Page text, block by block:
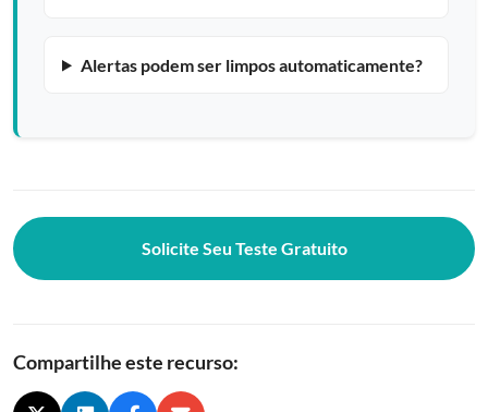
Alertas podem ser limpos automaticamente?
Solicite Seu Teste Gratuito
Compartilhe este recurso: